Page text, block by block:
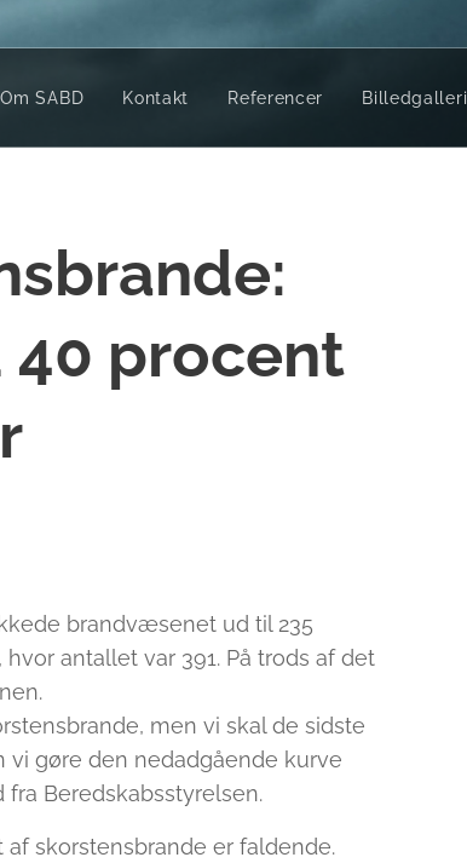
Om SABD Kontakt Referencer Billedgalleri
procent
brandvæsenet ud til 235
antallet var 391. På trods af det
men vi skal de sidste
vi gøre den nedadgående kurve
Beredskabsstyrelsen.
skorstensbrande er faldende.